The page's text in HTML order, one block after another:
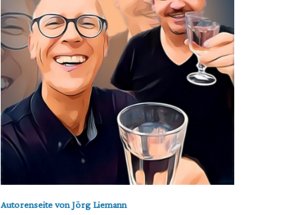
Autorenseite von Jörg Liemann